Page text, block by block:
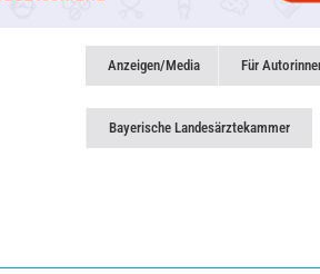
Anzeigen/Media Für
Bayerische Landesärztekammer